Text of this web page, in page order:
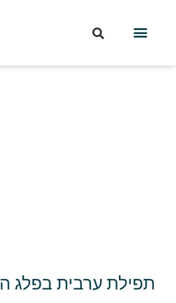
תפילת ערבית בפלג